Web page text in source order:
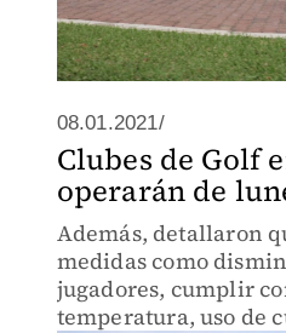
08.01.2021/
Clubes de Golf
operarán de
Además, detallaron
medidas como
jugadores, cumplir
temperatura, uso de